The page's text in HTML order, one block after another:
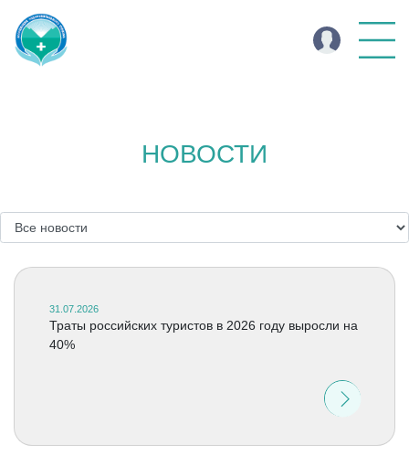
НОВОСТИ
31.07.2026
Траты российских туристов в 2026 году выросли на
40%